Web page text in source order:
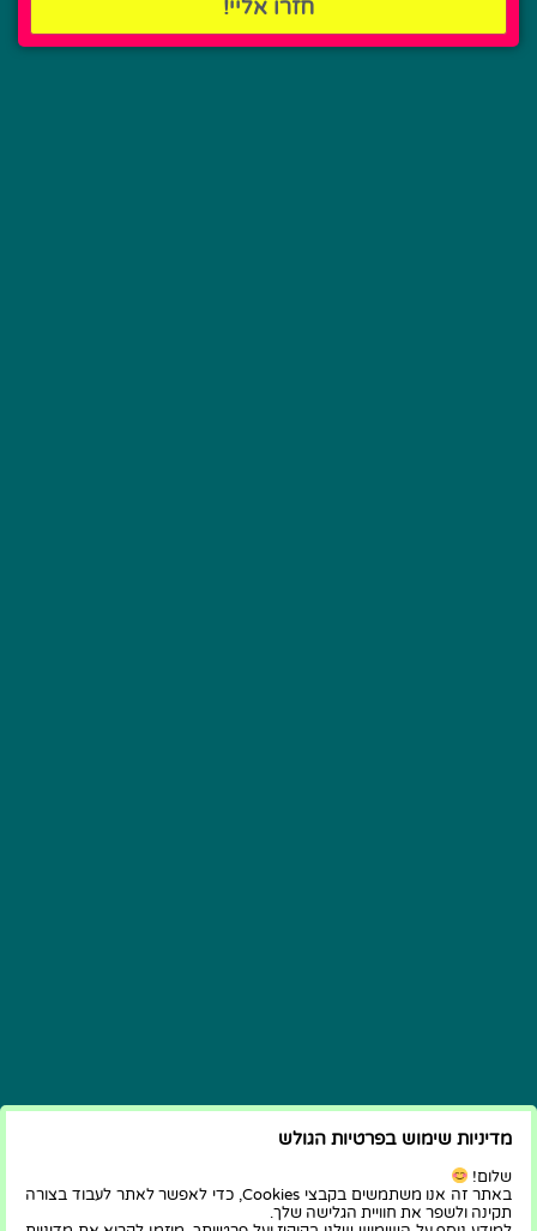
חזרו אליי!
מדיניות שימוש בפרטיות הגולש
שלום!
באתר זה אנו משתמשים בקבצי Cookies, כדי לאפשר לאתר לעבוד בצורה
תקינה ולשפר את חוויית הגלישה שלך.